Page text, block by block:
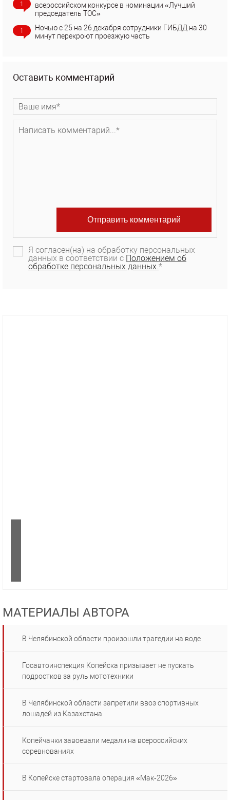
1
всероссийском конкурсе в номинации «Лучший
председатель ТОС»
1
Ночью с 25 на 26 декабря сотрудники ГИБДД на 30
минут перекроют проезжую часть
Оставить комментарий
Я согласен(на) на обработку персональных
данных в соответствии с Положением об
обработке персональных данных.*
МАТЕРИАЛЫ АВТОРА
В Челябинской области произошли трагедии на воде
Госавтоинспекция Копейска призывает не пускать
подростков за руль мототехники
В Челябинской области запретили ввоз спортивных
лошадей из Казахстана
Копейчанки завоевали медали на всероссийских
соревнованиях
В Копейске стартовала операция «Мак‑2026»